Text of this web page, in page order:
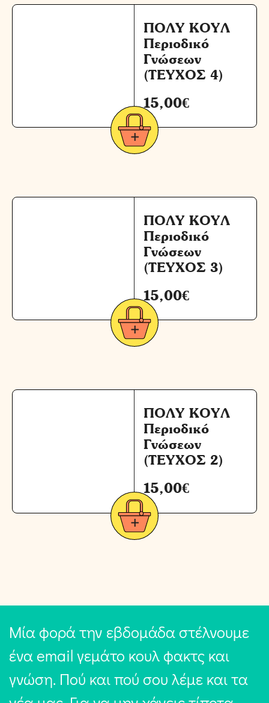
ΠΟΛΥ ΚΟΥΛ
Περιοδικό
Γνώσεων
(ΤΕΥΧΟΣ 4)
15,00€
ΠΟΛΥ ΚΟΥΛ
Περιοδικό
Γνώσεων
(ΤΕΥΧΟΣ 3)
15,00€
ΠΟΛΥ ΚΟΥΛ
Περιοδικό
Γνώσεων
(ΤΕΥΧΟΣ 2)
15,00€
Μία φορά την εβδομάδα στέλνουμε
ένα email γεμάτο κουλ φακτς και
γνώση. Πού και πού σου λέμε και τα